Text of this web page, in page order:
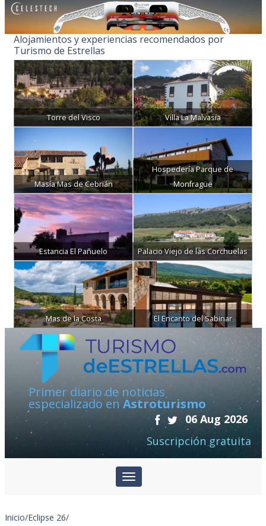
Alojamientos y experiencias recomendados por
Turismo de Estrellas
Torre del Visco Villa La Malvasía
Masía Mas de Cebrián
Hospedería Parque de
Monfragüe
Estancia El Pañuelo Palacio Viejo de las Corchuelas
Mas de la Costa El Encanto del Sabinar
Primer diario de noticias
especializado en Astroturismo
06 Aug 2026
Suscripción gratuita
Inicio/Eclipse 26/